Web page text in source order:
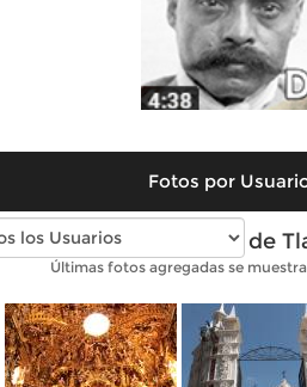
Fotos por
Fotos modernas de
Últimas fotos agregadas se